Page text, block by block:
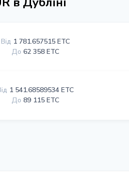
Від 1 781.657515 ETC
До 62 358 ETC
1 541.68589534 ETC
До 89 115 ETC